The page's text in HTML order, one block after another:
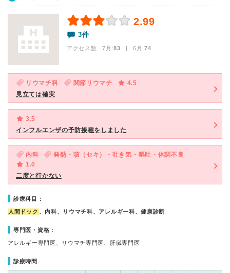
2.99
3件
アクセス数 7月:83 | 6月:74
リウマチ科 関節リウマチ
4.5
見立ては確実
3.5
インフルエンザの予防接種をしました
内科
発熱・咳（セキ）・吐き気・嘔吐・体調不良
1.0
二度と行かない
診療科目：
人間ドック 、内科、リウマチ科、アレルギー科、健康診断
専門医・資格：
アレルギー専門医、リウマチ専門医、肝臓専門医
診療時間